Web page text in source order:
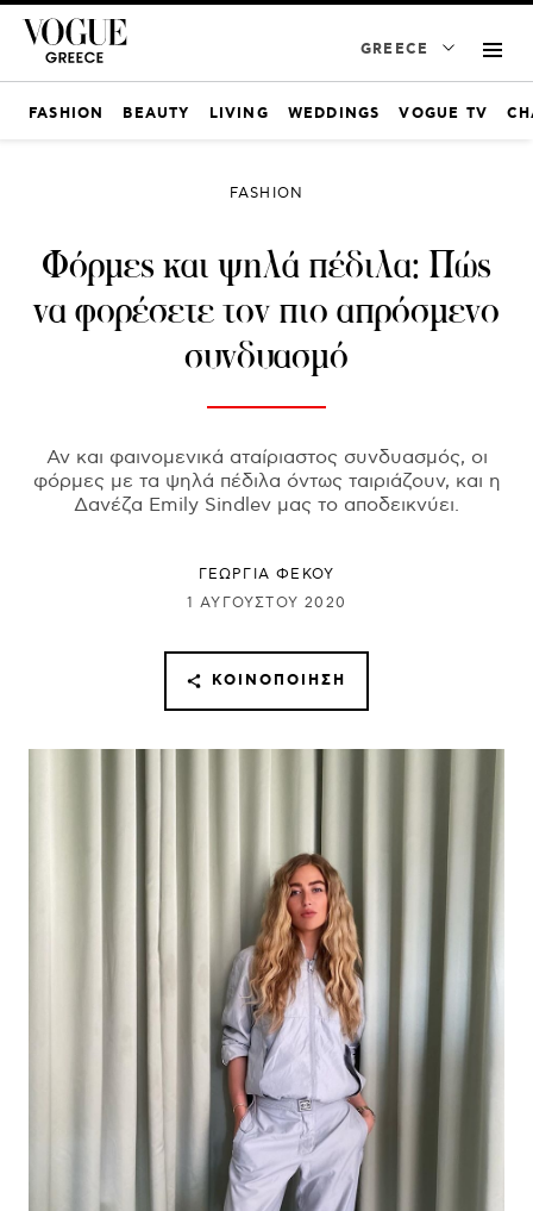
GREECE
FASHION BEAUTY LIVING WEDDINGS VOGUE TV
FASHION
Φόρμες και ψηλά πέδιλα: Πώς
να φορέσετε τον πιο απρόσμενο
συνδυασμό
Αν και φαινομενικά αταίριαστος συνδυασμός, οι
φόρμες με τα ψηλά πέδιλα όντως ταιριάζουν, και η
Δανέζα Emily Sindlev μας το αποδεικνύει.
ΓΕΩΡΓΙΑ ΦΕΚΟΥ
1 ΑΥΓΟΎΣΤΟΥ 2020
ΚΟΙΝΟΠΟΊΗΣΗ